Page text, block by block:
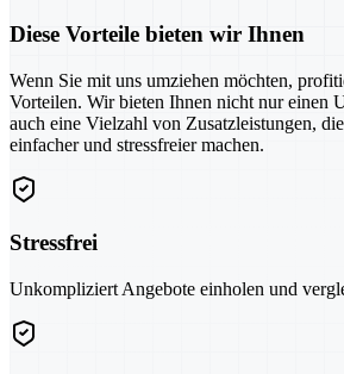
Diese Vorteile bieten wir Ihnen
Wenn Sie mit uns umziehen möchten,
Vorteilen. Wir bieten Ihnen nicht nur einen
auch eine Vielzahl von Zusatzleistungen,
einfacher und stressfreier machen.
Stressfrei
Unkompliziert Angebote einholen und